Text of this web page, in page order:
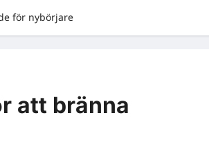
för nybörjare
att bränna